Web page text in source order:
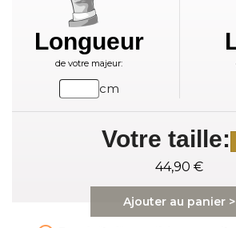
Longueur
de votre majeur:
cm
Votre taille:
44,90 €
Ajouter au panier >